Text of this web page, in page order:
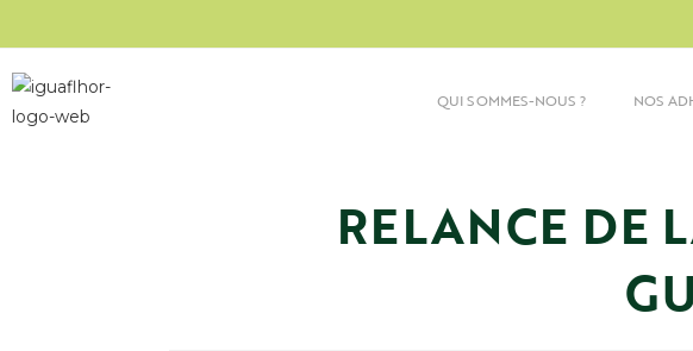
QUI SOMMES-NOUS ? NOS
RELANCE DE